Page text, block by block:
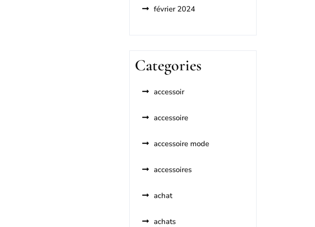
février 2024
Categories
accessoir
accessoire
accessoire mode
accessoires
achat
achats